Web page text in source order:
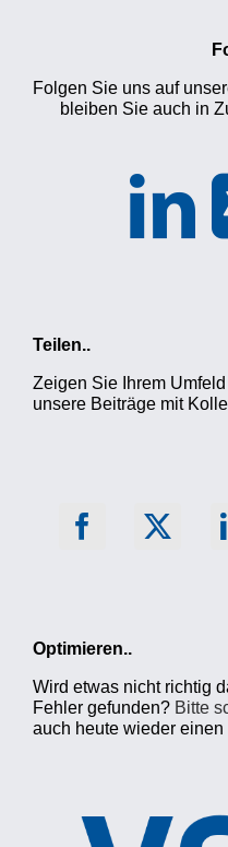
Folgen Sie uns auf
bleiben Sie auch in
Teilen..
Zeigen Sie Ihrem
unsere Beiträge mit
Optimieren..
Wird etwas nicht richtig
Fehler gefunden? Bitte
auch heute wieder